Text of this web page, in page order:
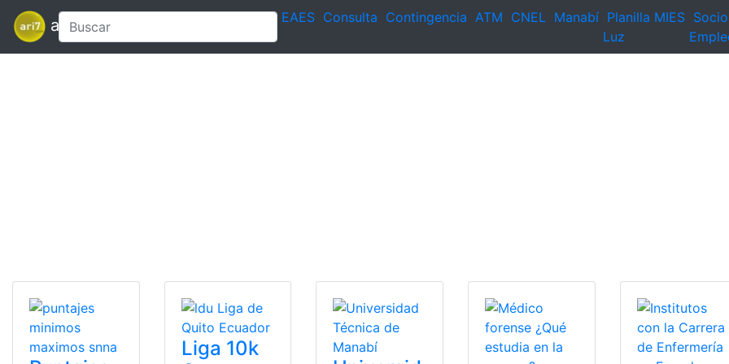
ari7 EAES Consulta Contingencia ATM CNEL Manabí Planilla
Luz
MIES Socio
Liga 10k